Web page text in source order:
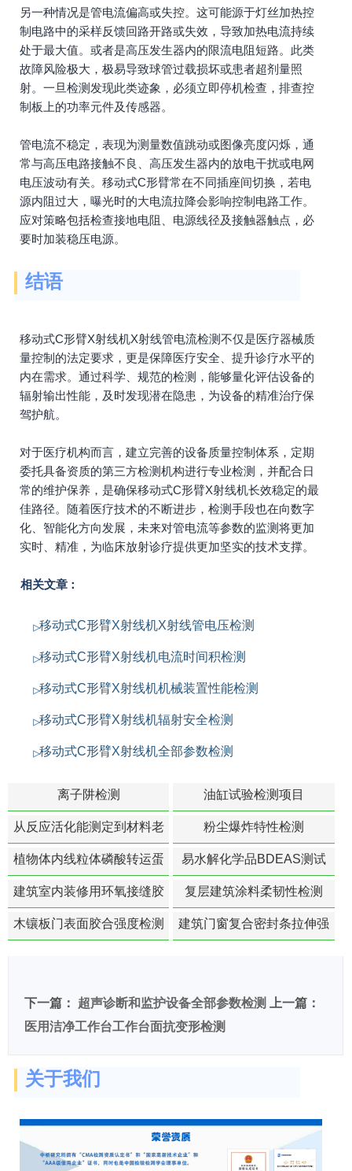
另一种情况是管电流偏高或失控。这可能源于灯丝加热控
制电路中的采样反馈回路开路或失效，导致加热电流持续
处于最大值。或者是高压发生器内的限流电阻短路。此类
故障风险极大，极易导致球管过载损坏或患者超剂量照
射。一旦检测发现此类迹象，必须立即停机检查，排查控
制板上的功率元件及传感器。
管电流不稳定，表现为测量数值跳动或图像亮度闪烁，通
常与高压电路接触不良、高压发生器内的放电干扰或电网
电压波动有关。移动式C形臂常在不同插座间切换，若电
源内阻过大，曝光时的大电流拉降会影响控制电路工作。
应对策略包括检查接地电阻、电源线径及接触器触点，必
要时加装稳压电源。
结语
移动式C形臂X射线机X射线管电流检测不仅是医疗器械质
量控制的法定要求，更是保障医疗安全、提升诊疗水平的
内在需求。通过科学、规范的检测，能够量化评估设备的
辐射输出性能，及时发现潜在隐患，为设备的精准治疗保
驾护航。
对于医疗机构而言，建立完善的设备质量控制体系，定期
委托具备资质的第三方检测机构进行专业检测，并配合日
常的维护保养，是确保移动式C形臂X射线机长效稳定的最
佳路径。随着医疗技术的不断进步，检测手段也在向数字
化、智能化方向发展，未来对管电流等参数的监测将更加
实时、精准，为临床放射诊疗提供更加坚实的技术支撑。
相关文章：
移动式C形臂X射线机X射线管电压检测
移动式C形臂X射线机电流时间积检测
移动式C形臂X射线机机械装置性能检测
移动式C形臂X射线机辐射安全检测
移动式C形臂X射线机全部参数检测
离子阱检测 油缸试验检测项目
从反应活化能测定到材料老
化寿命预测的经典模型
粉尘爆炸特性检测
植物体内线粒体磷酸转运蛋
白活性检测
易水解化学品BDEAS测试
建筑室内装修用环氧接缝胶
苯含量检测
复层建筑涂料柔韧性检测
木镶板门表面胶合强度检测
建筑门窗复合密封条拉伸强
下一篇： 超声诊断和监护设备全部参数检测
上一篇：
医用洁净工作台工作台面抗变形检测
关于我们